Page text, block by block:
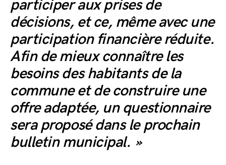
participer aux prises de
décisions, et ce, même avec une
participation financière réduite.
Afin de mieux connaître les
besoins des habitants de la
commune et de construire une
offre adaptée, un questionnaire
sera proposé dans le prochain
bulletin municipal. »